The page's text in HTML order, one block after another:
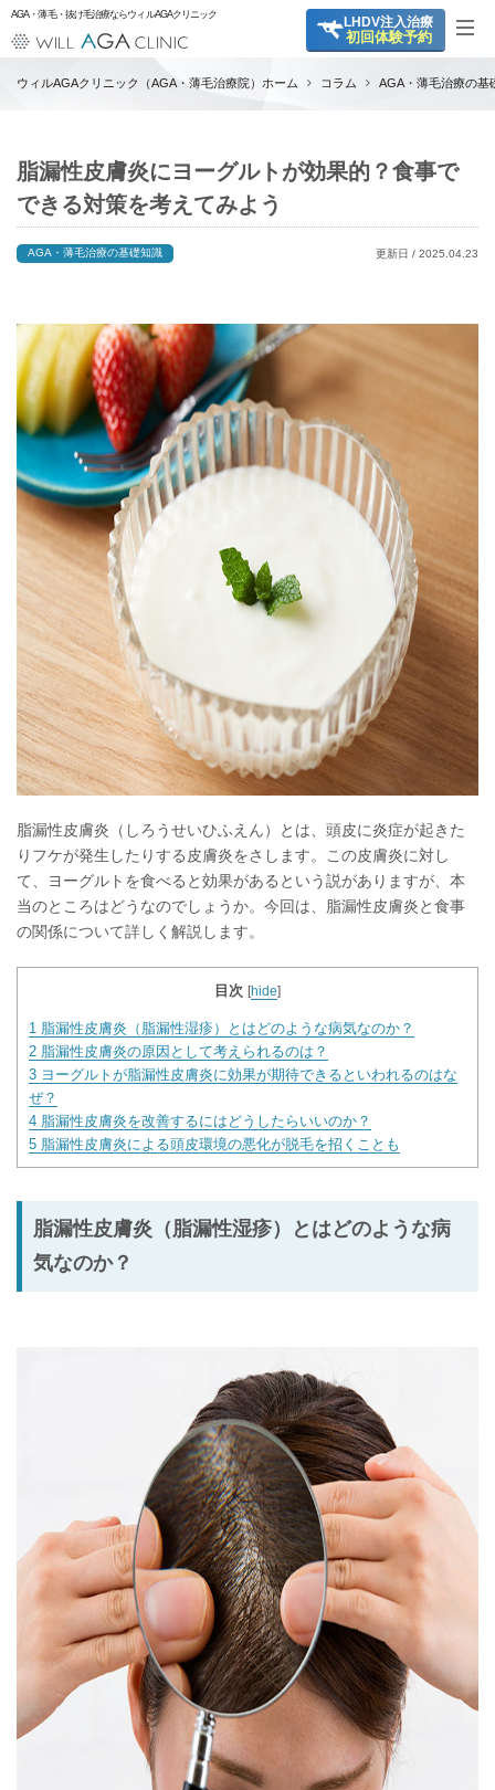
AGA・薄毛・抜け毛治療ならウィルAGAクリニック LHDV注入治療
初回体験予約
ウィルAGAクリニック（AGA・薄毛治療院）ホーム コラム AGA・薄毛治療の基
脂漏性皮膚炎にヨーグルトが効果的？食事で
できる対策を考えてみよう
AGA・薄毛治療の基礎知識 更新日 / 2025.04.23
脂漏性皮膚炎（しろうせいひふえん）とは、頭皮に炎症が起きた
りフケが発生したりする皮膚炎をさします。この皮膚炎に対し
て、ヨーグルトを食べると効果があるという説がありますが、本
当のところはどうなのでしょうか。今回は、脂漏性皮膚炎と食事
の関係について詳しく解説します。
目次 [hide]
1 脂漏性皮膚炎（脂漏性湿疹）とはどのような病気なのか？
2 脂漏性皮膚炎の原因として考えられるのは？
3 ヨーグルトが脂漏性皮膚炎に効果が期待できるといわれるのはな
ぜ？
4 脂漏性皮膚炎を改善するにはどうしたらいいのか？
5 脂漏性皮膚炎による頭皮環境の悪化が脱毛を招くことも
脂漏性皮膚炎（脂漏性湿疹）とはどのような病
気なのか？